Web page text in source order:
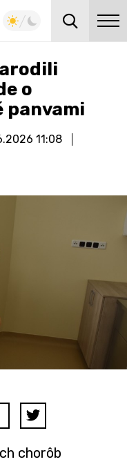
o
panvami
11:08
chorôb